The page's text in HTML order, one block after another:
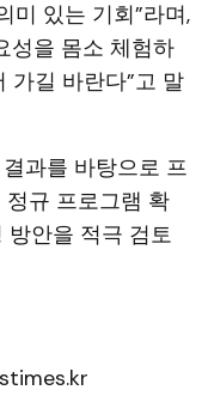
미 있는 기회”라며,
성을 몸소 체험하
가길 바란다”고 말
과를 바탕으로 프
규 프로그램 확
방안을 적극 검토